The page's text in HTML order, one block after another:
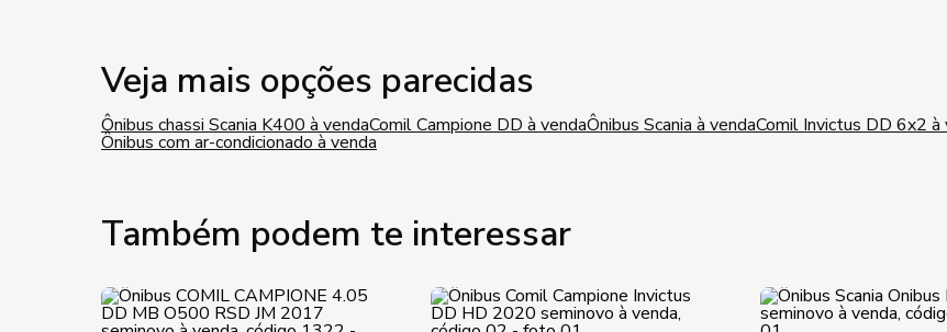
Veja mais opções parecidas
Ônibus chassi Scania K400 à vendaComil Campione DD à vendaÔnibus Scania à vendaComil Invictus DD 6x2 à
Ônibus com ar-condicionado à venda
Também podem te interessar